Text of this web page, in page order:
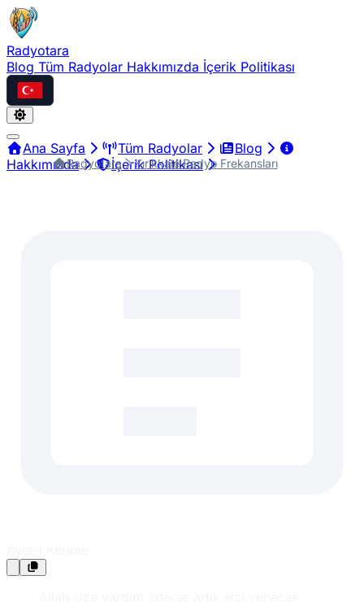
Radyotara
Blog Tüm Radyolar Hakkımızda İçerik Politikası
Türkçe
Ana Sayfa Tüm Radyolar
Blog
Hakkımızda
İçerik Politikası
Radyotara Kırıkkale Radyo Frekansları